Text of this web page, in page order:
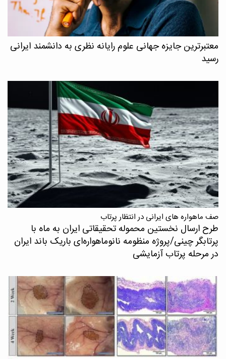
معتبرترین جایزه جهانی علوم رایانه نظری به دانشمند ایرانی
رسید
صف ماهواره های ایرانی در انتظار پرتاب
طرح ارسال نخستین محموله تحقیقاتی ایران به ماه با
پرتابگر چینی/پروژه منظومه نانوماهواره‌ای باریک باند ایران
در مرحله پرتاب آزمایشی